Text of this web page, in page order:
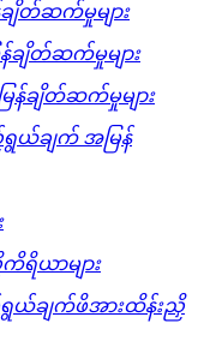
ျိတ်ဆက်မှုများ
န်ချိတ်ဆက်မှုများ
ြန်ချိတ်ဆက်မှုများ
ယ်ချက် အမြန်
ရိယာများ
ယ်ချက်ဖိအားထိန်းညှိ